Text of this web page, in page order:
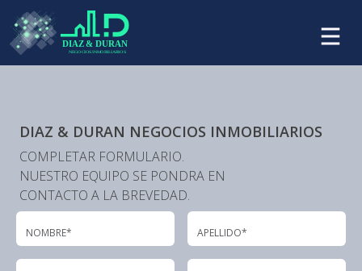
DIAZ & DURAN NEGOCIOS INMOBILIARIOS
COMPLETAR FORMULARIO.
NUESTRO EQUIPO SE PONDRA EN
CONTACTO A LA BREVEDAD.